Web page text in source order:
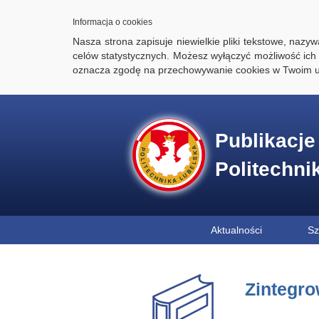
Informacja o cookies
Nasza strona zapisuje niewielkie pliki tekstowe,
celów statystycznych. Możesz wyłączyć możliwość
oznacza zgodę na przechowywanie cookies w Twoim
Aktualności